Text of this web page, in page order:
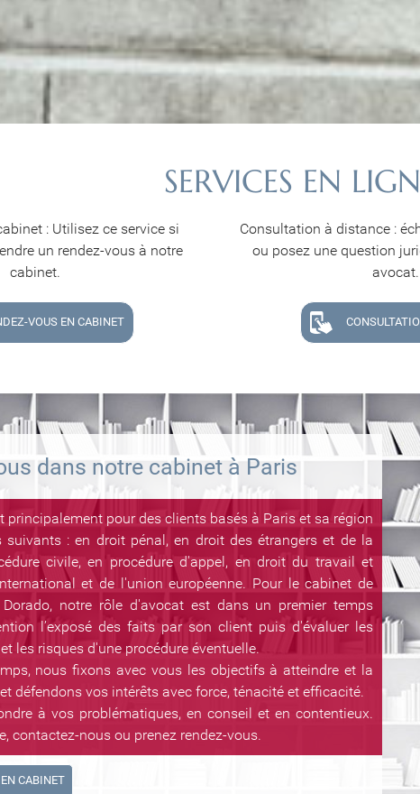
SERVICES EN
: Utilisez ce service si
un rendez-vous à notre
cabinet.
VOUS EN CABINET
Consultation à distance :
ou posez une question
avocat.
dans notre cabinet à Paris
principalement pour des clients basés à Paris et sa région
suivants : en droit pénal, en droit des étrangers et de la
civile, en procédure d'appel, en droit du travail et
et de l'union européenne. Pour le cabinet de
notre rôle d'avocat est dans un premier temps
l’exposé des faits par son client puis d'évaluer les
les risques d'une procédure éventuelle.
nous fixons avec vous les objectifs à atteindre et la
défendons vos intérêts avec force, ténacité et efficacité.
à vos problématiques, en conseil et en contentieux.
contactez-nous ou prenez rendez-vous.
CABINET